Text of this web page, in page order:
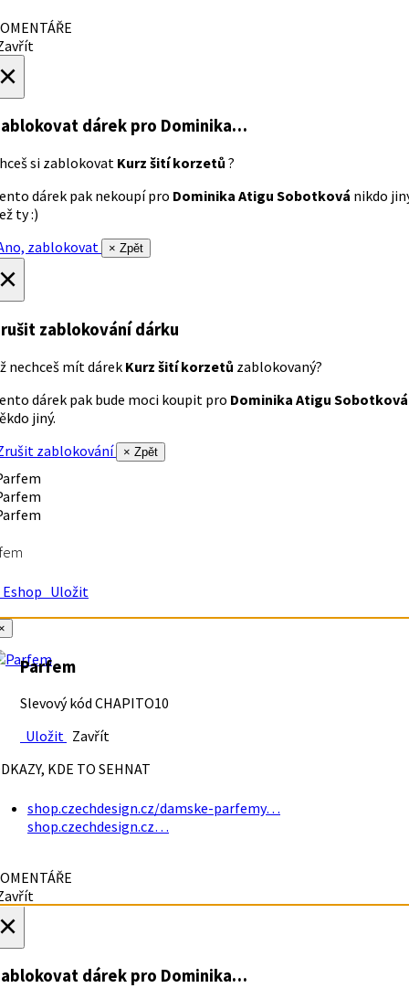
dárek pro Dominika…
si zablokovat Kurz šití korzetů ?
dárek pak nekoupí pro Dominika Atigu Sobotková nikdo
ty :)
zablokovat
× Zpět
zablokování dárku
nechceš mít dárek Kurz šití korzetů zablokovaný?
dárek pak bude moci koupit pro Dominika Atigu Sobotková
jiný.
zablokování
× Zpět
Uložit
Parfem
Slevový kód CHAPITO10
Uložit Zavřít
KDE TO SEHNAT
shop.czechdesign.cz/damske-parfemy…
shop.czechdesign.cz…
dárek pro Dominika…